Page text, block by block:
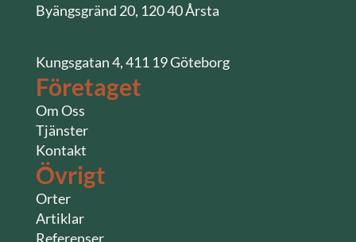
Byängsgränd 20, 120 40 Årsta
Kungsgatan 4, 411 19 Göteborg
Företaget
Om Oss
Tjänster
Kontakt
Övrigt
Orter
Artiklar
Referenser